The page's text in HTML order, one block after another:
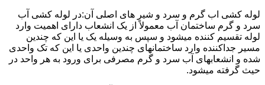
لوله کشی اب گرم و سرد و شیر های اصلی آن:در لوله کشی آب
سرد و گرم ساختمان آب معمولاً از یک انشعاب دارای اهمیت وارد
لوله تقسیم کننده میشود و سپس به وسیله یک یا این که چندین
مسیر جداکننده وارد ساختمانهای چندین واحدی یا این که تک واحدی
شده و انشعابهای آب سرد و گرم مصرفی برای ورود به هر واحد در
حیث گرفته میشود.